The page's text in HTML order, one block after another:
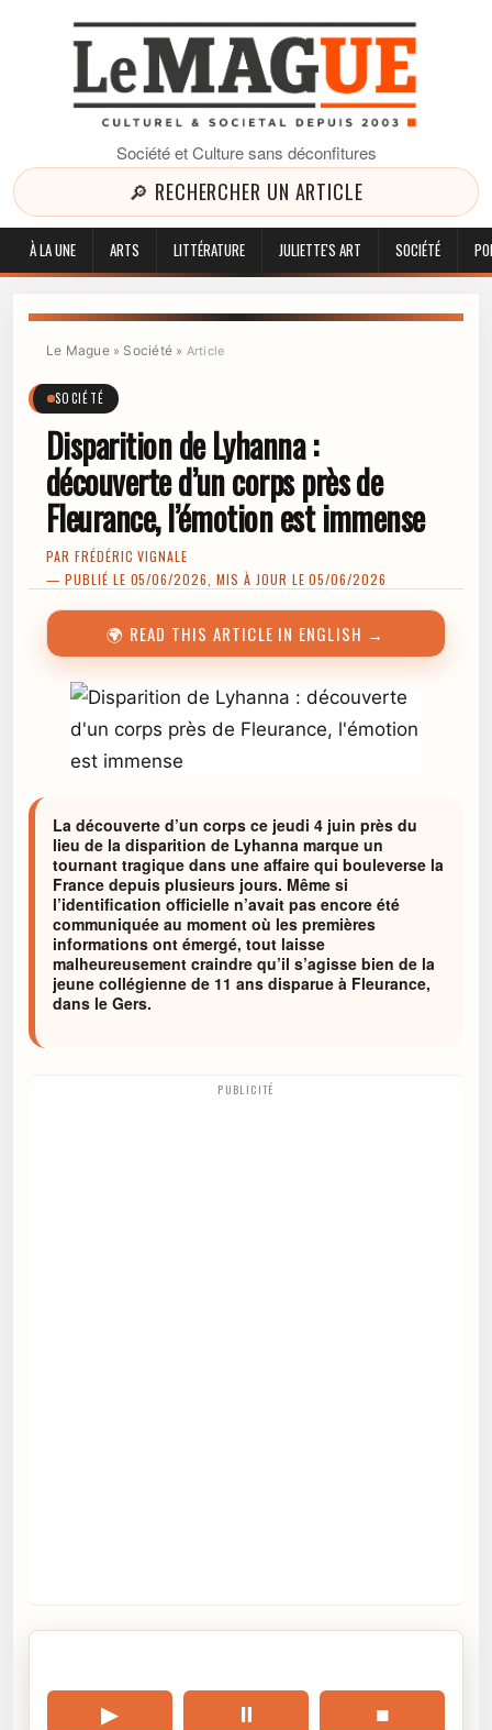
Société et Culture sans déconfitures
🔎 RECHERCHER UN ARTICLE
À LA UNE ARTS LITTÉRATURE JULIETTE'S ART SOCIÉTÉ
Le Mague» Société» Article
SOCIÉTÉ
Disparition de Lyhanna :
découverte d’un corps près de
Fleurance, l’émotion est immense
PAR FRÉDÉRIC VIGNALE
— PUBLIÉ LE 05/06/2026, MIS À JOUR LE 05/06/2026
🌍 READ THIS ARTICLE IN ENGLISH →
La découverte d’un corps ce jeudi 4 juin près du
lieu de la disparition de Lyhanna marque un
tournant tragique dans une affaire qui bouleverse la
France depuis plusieurs jours. Même si
l’identification officielle n’avait pas encore été
communiquée au moment où les premières
informations ont émergé, tout laisse
malheureusement craindre qu’il s’agisse bien de la
jeune collégienne de 11 ans disparue à Fleurance,
dans le Gers.
PUBLICITÉ
▶ ⏸ ■